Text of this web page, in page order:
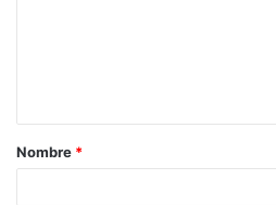
Nombre *